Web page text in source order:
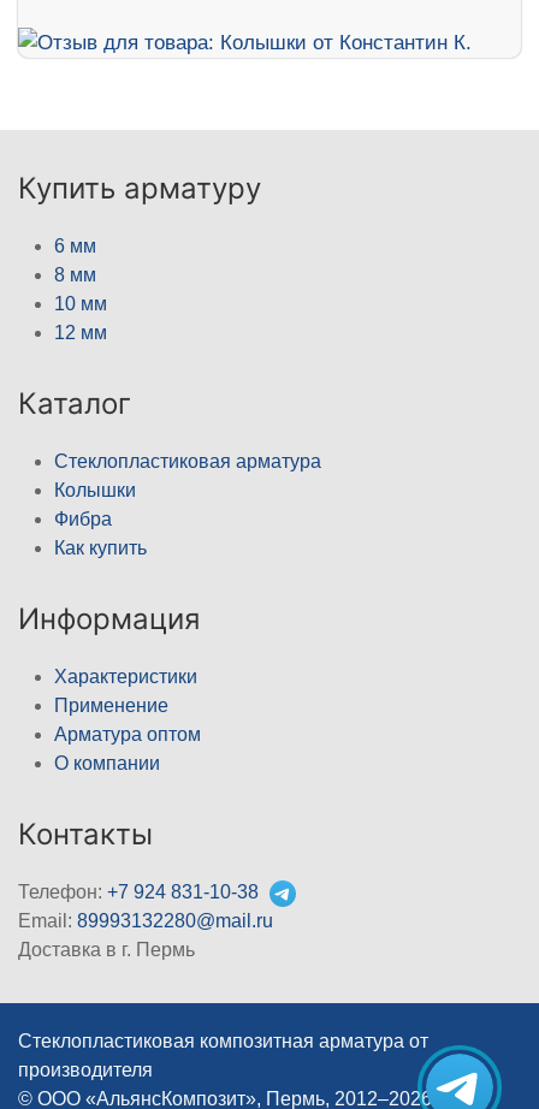
Купить арматуру
6 мм
8 мм
10 мм
12 мм
Каталог
Стеклопластиковая арматура
Колышки
Фибра
Как купить
Информация
Характеристики
Применение
Арматура оптом
О компании
Контакты
Телефон: +7 924 831-10-38
Email: 89993132280@mail.ru
Доставка в г. Пермь
Стеклопластиковая композитная арматура от
производителя
© ООО «АльянсКомпозит», Пермь, 2012–2026
|